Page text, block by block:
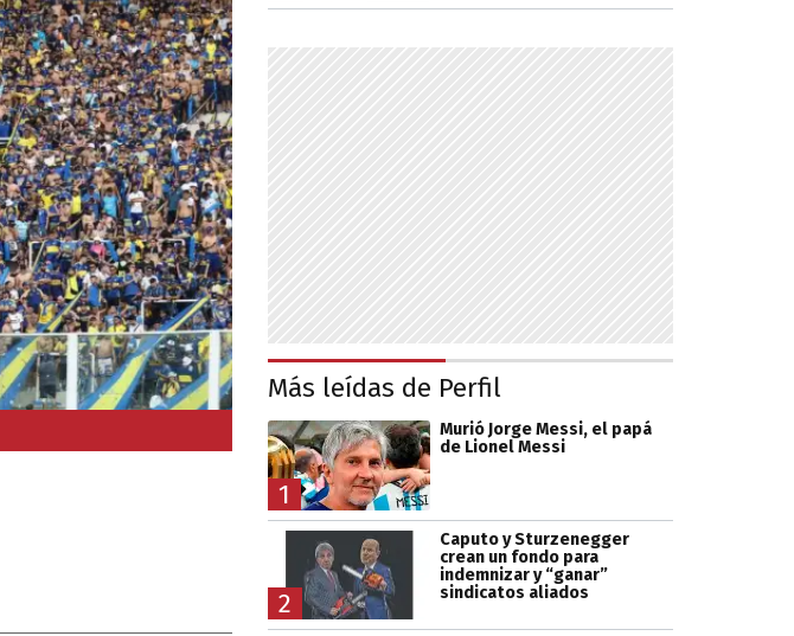
Más leídas de Perfil
1
Murió Jorge Messi, el papá
de Lionel Messi
2
Caputo y Sturzenegger
crean un fondo para
indemnizar y “ganar”
sindicatos aliados